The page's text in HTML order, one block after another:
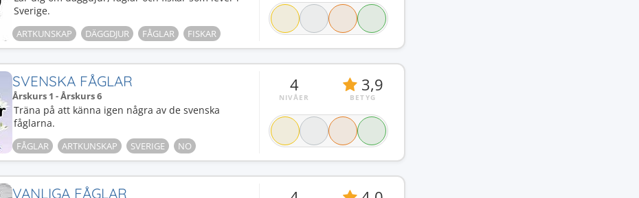
Sverige.
ARTKUNSKAP DÄGGDJUR FÅGLAR FISKAR
SVENSKA FÅGLAR
Årskurs 1 - Årskurs 6
Träna på att känna igen några av de svenska
fåglarna.
FÅGLAR ARTKUNSKAP SVERIGE NO
4
NIVÅER
3,9
BETYG
VANLIGA FÅGLAR